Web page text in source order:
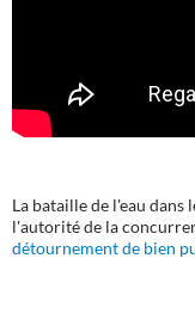
La bataille de l'eau dans
l'autorité de la
détournement de bien